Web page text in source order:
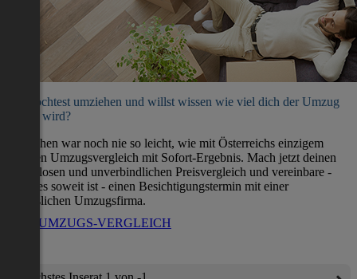
Du möchtest umziehen und willst wissen wie viel dich der Umzug
kosten wird?
Umziehen war noch nie so leicht, wie mit Österreichs einzigem
direkten Umzugsvergleich mit Sofort-Ergebnis. Mach jetzt deinen
kostenlosen und unverbindlichen Preisvergleich und vereinbare -
wenn es soweit ist - einen Besichtigungstermin mit einer
verlässlichen Umzugsfirma.
ZUM UMZUGS-VERGLEICH